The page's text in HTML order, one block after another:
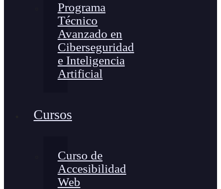
Programa
Técnico
Avanzado en
Ciberseguridad
e Inteligencia
Artificial
Cursos
Curso de
Accesibilidad
Web